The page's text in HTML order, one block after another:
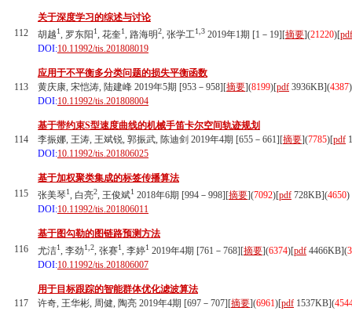
112
关于深度学习的综述与讨论
胡越1, 罗东阳 1, 花奎1, 路海明2, 张学工1,3 2019年1期 [1－19][摘要](21220)[pdf
DOI:10.11992/tis.201808019
113
应用于不平衡多分类问题的损失平衡函数
黄庆康, 宋恺涛, 陆建峰 2019年5期 [953－958][摘要](8199)[pdf 3936KB](4387)
DOI:10.11992/tis.201808004
114
基于带约束S型速度曲线的机械手笛卡尔空间轨迹规划
李振娜, 王涛, 王斌锐, 郭振武, 陈迪剑 2019年4期 [655－661][摘要](7785)[pdf
DOI:10.11992/tis.201806025
115
基于加权聚类集成的标签传播算法
张美琴1, 白亮2, 王俊斌1 2018年6期 [994－998][摘要](7092)[pdf 728KB](4650)
DOI:10.11992/tis.201806011
116
基于图勾勒的图链路预测方法
尤洁1, 李劲1,2, 张赛1, 李婷1 2019年4期 [761－768][摘要](6374)[pdf 4466KB](
DOI:10.11992/tis.201806007
117
用于目标跟踪的智能群体优化滤波算法
许奇, 王华彬, 周健, 陶亮 2019年4期 [697－707][摘要](6961)[pdf 1537KB](